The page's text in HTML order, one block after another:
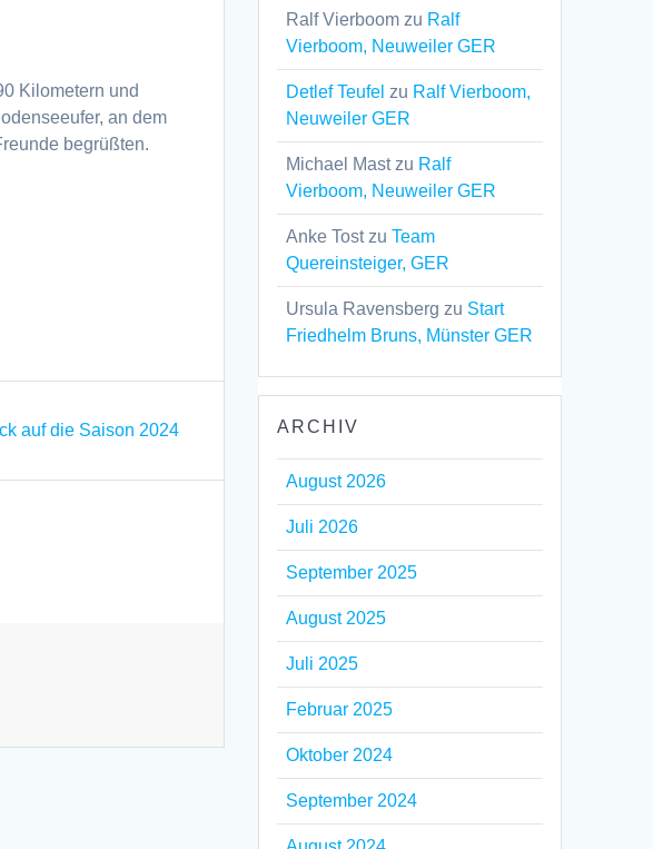
Kilometern und
an dem
begrüßten.
auf die Saison 2024
Ralf Vierboom zu Ralf
Vierboom, Neuweiler GER
Detlef Teufel zu Ralf Vierboom,
Neuweiler GER
Michael Mastzu Ralf
Vierboom, Neuweiler GER
Anke TostzuTeam
Quereinsteiger, GER
Ursula Ravensberg zu Start
Friedhelm Bruns, Münster GER
ARCHIV
August 2026
Juli 2026
September 2025
August 2025
Juli 2025
Februar 2025
Oktober 2024
September 2024